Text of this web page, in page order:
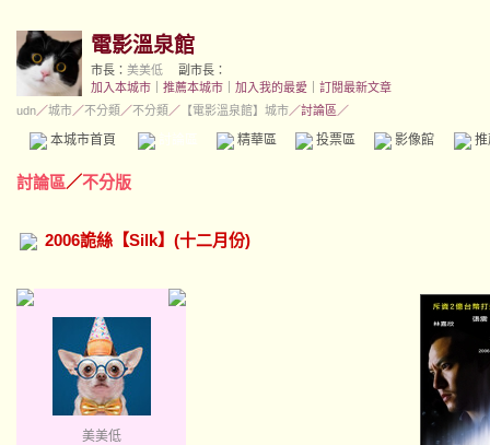
電影溫泉館
市長： 美美低
副市長：
加入本城市
推薦本城市 加入我的最愛
訂閱最新文章
udn／城市／不分類 ／不分類 ／ 【電影溫泉館】城市／討論區／
本城市首頁 精華區 投票區 影像館
討論區／不分版
2006詭絲【Silk】(十二月份)
美美低